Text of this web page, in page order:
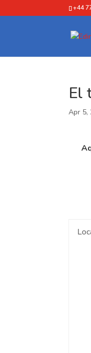
+44
El
Apr 5,